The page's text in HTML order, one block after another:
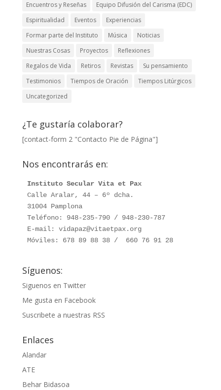
Encuentros y Reseñas
Equipo Difusión del Carisma (EDC)
Espiritualidad
Eventos
Experiencias
Formar parte del Instituto
Música
Noticias
Nuestras Cosas
Proyectos
Reflexiones
Regalos de Vida
Retiros Revistas
Su pensamiento
Testimonios
Tiempos de Oración
Tiempos Litúrgicos
Uncategorized
¿Te gustaría colaborar?
[contact-form 2 "Contacto Pie de Página"]
Nos encontrarás en:
Instituto Secular Vita et Pax
Calle Aralar, 44 – 6º dcha.
31004 Pamplona
Teléfono: 948-235-790 / 948-230-787
E-mail: vidapaz@vitaetpax.org
Móviles: 678 89 88 38 /  660 76 91 28
Síguenos:
Siguenos en Twitter
Me gusta en Facebook
Suscribete a nuestras RSS
Enlaces
Alandar
ATE
Behar Bidasoa